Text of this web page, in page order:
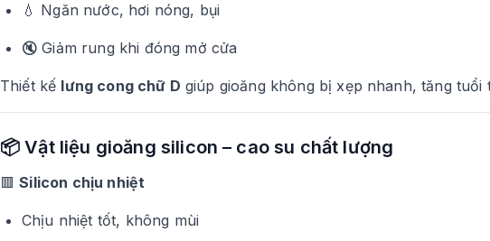
💧 Ngăn nước, hơi nóng, bụi
🔇 Giảm rung khi đóng mở cửa
Thiết kế lưng cong chữ D giúp gioăng không bị xẹp nhanh, tăng tuổi
📦 Vật liệu gioăng silicon – cao su chất lượng
🟥Silicon chịu nhiệt
Chịu nhiệt tốt, không mùi